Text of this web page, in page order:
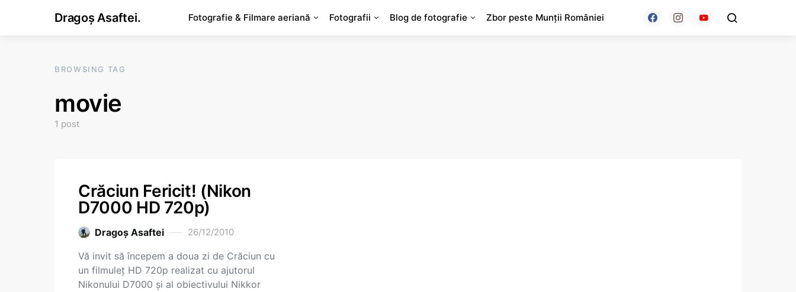
Dragoș Asaftei. Fotografie & Filmare aeriană Fotografii Blog de fotografie Zbor peste Munții României
BROWSING TAG
movie
1 post
Crăciun Fericit! (Nikon
D7000 HD 720p)
Dragoş Asaftei 26/12/2010
Vă invit să începem a doua zi de Crăciun cu
un filmuleţ HD 720p realizat cu ajutorul
Nikonului D7000 şi al obiectivului Nikkor